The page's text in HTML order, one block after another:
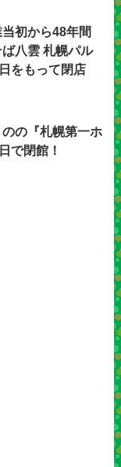
初から48年間
八雲 札幌パル
をもって閉店
のの『札幌第一ホ
で閉館！